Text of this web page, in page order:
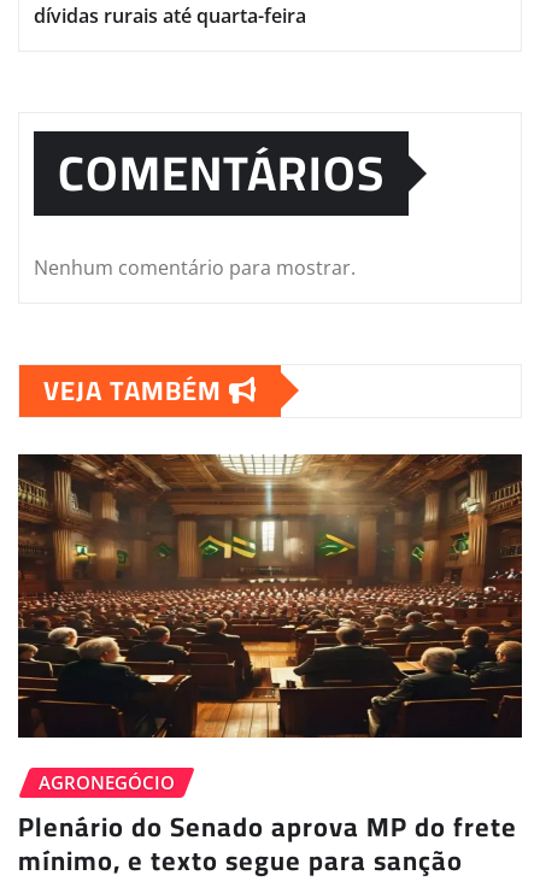
dívidas rurais até quarta-feira
COMENTÁRIOS
Nenhum comentário para mostrar.
VEJA TAMBÉM
AGRONEGÓCIO
Plenário do Senado aprova MP do frete
mínimo, e texto segue para sanção